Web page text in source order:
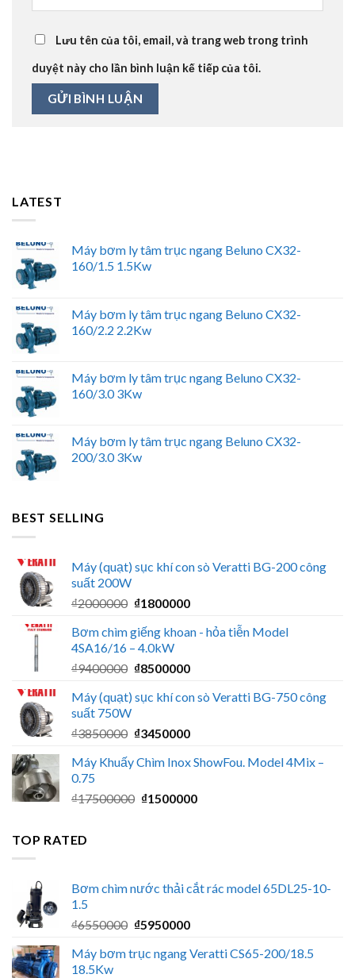
Lưu tên của tôi, email, và trang web trong trình
duyệt này cho lần bình luận kế tiếp của tôi.
LATEST
Máy bơm ly tâm trục ngang Beluno CX32-
160/1.5 1.5Kw
Máy bơm ly tâm trục ngang Beluno CX32-
160/2.2 2.2Kw
Máy bơm ly tâm trục ngang Beluno CX32-
160/3.0 3Kw
Máy bơm ly tâm trục ngang Beluno CX32-
200/3.0 3Kw
BEST SELLING
Máy (quạt) sục khí con sò Veratti BG-200 công
suất 200W
₫2000000 Giá
là:
₫2000000.
₫1800000Giá
tại
₫1800000.
Bơm chìm giếng khoan - hỏa tiễn Model
4SA16/16 – 4.0kW
₫9400000 Giá
là:
₫8500000Giá
tại
₫8500000.
Máy (quạt) sục khí con sò Veratti BG-750 công
suất 750W
₫3850000 Giá
là:
₫3450000Giá
tại
₫3450000.
Máy Khuấy Chìm Inox ShowFou. Model 4Mix –
0.75
₫17500000 Giá
₫1500000Giá
TOP RATED
Bơm chìm nước thải cắt rác model 65DL25-10-
1.5
₫6550000 Giá
là:
₫5950000Giá
tại
Máy bơm trục ngang Veratti CS65-200/18.5
18.5Kw